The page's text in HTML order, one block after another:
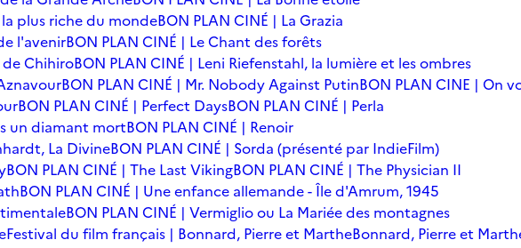
la plus riche du mondeBON PLAN CINÉ | La Grazia
l'avenirBON PLAN CINÉ | Le Chant des forêts
de ChihiroBON PLAN CINÉ | Leni Riefenstahl, la lumière et les ombres
BON PLAN CINÉ | Mr. Nobody Against PutinBON PLAN CINE | On
BON PLAN CINÉ | Perfect DaysBON PLAN CINÉ | Perla
un diamant mortBON PLAN CINÉ | Renoir
La DivineBON PLAN CINÉ | Sorda (présenté par IndieFilm)
BON PLAN CINÉ | The Last VikingBON PLAN CINÉ | The Physician II
BON PLAN CINÉ | Une enfance allemande - Île d'Amrum, 1945
BON PLAN CINÉ | Vermiglio ou La Mariée des montagnes
Festival du film français | Bonnard, Pierre et MartheBonnard, Pierre et